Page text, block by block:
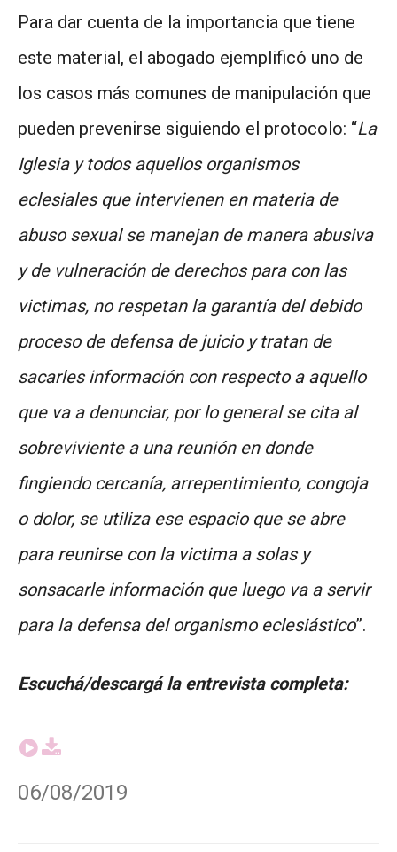
Para dar cuenta de la importancia que tiene
este material, el abogado ejemplificó uno de
los casos más comunes de manipulación que
pueden prevenirse siguiendo el protocolo: “La
Iglesia y todos aquellos organismos
eclesiales que intervienen en materia de
abuso sexual se manejan de manera abusiva
y de vulneración de derechos para con las
victimas, no respetan la garantía del debido
proceso de defensa de juicio y tratan de
sacarles información con respecto a aquello
que va a denunciar, por lo general se cita al
sobreviviente a una reunión en donde
fingiendo cercanía, arrepentimiento, congoja
o dolor, se utiliza ese espacio que se abre
para reunirse con la victima a solas y
sonsacarle información que luego va a servir
para la defensa del organismo eclesiástico”.
Escuchá/descargá la entrevista completa:
06/08/2019